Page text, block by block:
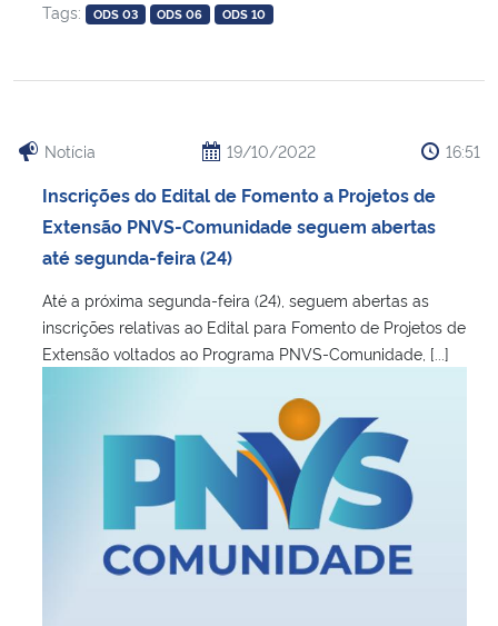
Tags:
ODS 03 ODS 06 ODS 10
Notícia 19/10/2022 16:51
Inscrições do Edital de Fomento a Projetos de
Extensão PNVS-Comunidade seguem abertas
até segunda-feira (24)
Até a próxima segunda-feira (24), seguem abertas as
inscrições relativas ao Edital para Fomento de Projetos de
Extensão voltados ao Programa PNVS-Comunidade, [...]